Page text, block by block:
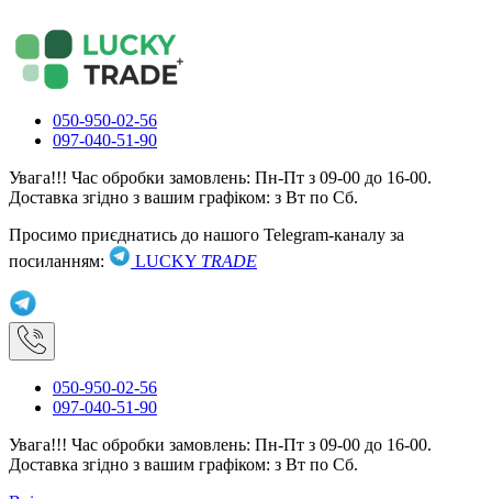
050-950-02-56
097-040-51-90
Увага!!! Час обробки замовлень: Пн-Пт з 09-00 до 16-00.
Доставка згідно з вашим графіком: з Вт по Сб.
Просимо приєднатись до нашого Telegram-каналу за
посиланням:
LUCKY TRADE
050-950-02-56
097-040-51-90
Увага!!! Час обробки замовлень: Пн-Пт з 09-00 до 16-00.
Доставка згідно з вашим графіком: з Вт по Сб.